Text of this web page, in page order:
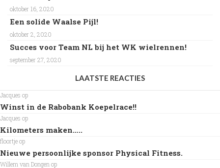
oktober 16, 2020
Een solide Waalse Pijl!
oktober 2, 2020
Succes voor Team NL bij het WK wielrennen!
september 27, 2020
LAATSTE REACTIES
Jacques op
Winst in de Rabobank Koepelrace!!
Jacques op
Kilometers maken…..
floortjeop
Nieuwe persoonlijke sponsor Physical Fitness.
Willem van Dongen op